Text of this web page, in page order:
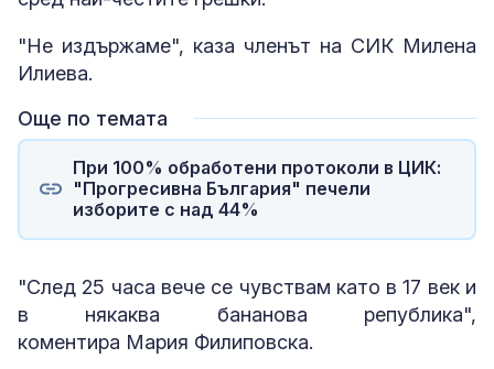
"Не издържаме", каза членът на СИК Милена
Илиева.
Още по темата
При 100% обработени протоколи в ЦИК:
"Прогресивна България" печели
изборите с над 44%
"След 25 часа вече се чувствам като в 17 век и
в някаква бананова република",
коментира Мария Филиповска.